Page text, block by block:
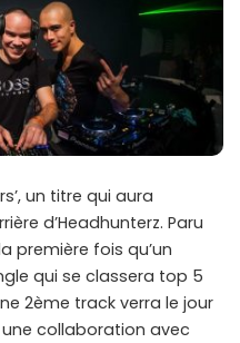
un titre qui aura
d’Headhunterz. Paru
première fois qu’un
qui se classera top 5
2ème track verra le jour
collaboration avec